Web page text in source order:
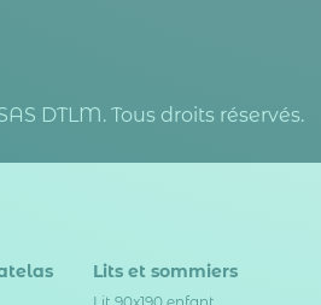
DTLM. Tous droits réservés.
Lits et sommiers